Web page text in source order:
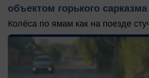
объектом горького сарказма
Колёса по ямам как на поезде